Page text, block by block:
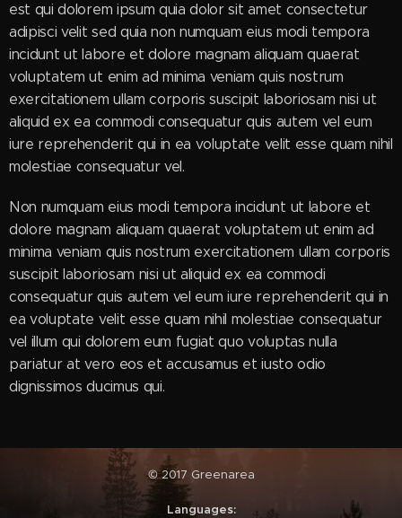
est qui dolorem ipsum quia dolor sit amet consectetur
adipisci velit sed quia non numquam eius modi tempora
incidunt ut labore et dolore magnam aliquam quaerat
voluptatem ut enim ad minima veniam quis nostrum
exercitationem ullam corporis suscipit laboriosam nisi ut
aliquid ex ea commodi consequatur quis autem vel eum
iure reprehenderit qui in ea voluptate velit esse quam nihil
molestiae consequatur vel.
Non numquam eius modi tempora incidunt ut labore et
dolore magnam aliquam quaerat voluptatem ut enim ad
minima veniam quis nostrum exercitationem ullam corporis
suscipit laboriosam nisi ut aliquid ex ea commodi
consequatur quis autem vel eum iure reprehenderit qui in
ea voluptate velit esse quam nihil molestiae consequatur
vel illum qui dolorem eum fugiat quo voluptas nulla
pariatur at vero eos et accusamus et iusto odio
dignissimos ducimus qui.
© 2017 Greenarea
Languages